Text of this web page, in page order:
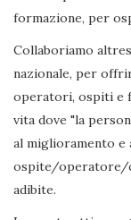
formazione, per
Collaboriamo
nazionale, per
operatori, ospiti e
vita dove "la
al miglioramento e
ospite/operatore/
adibite.